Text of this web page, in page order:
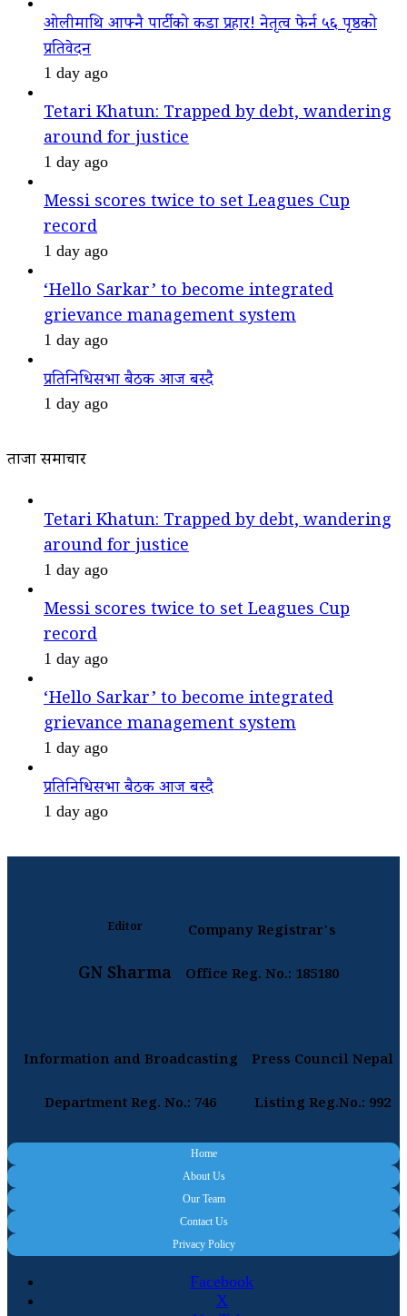
ओलीमाथि आफ्नै पार्टीको कडा प्रहार! नेतृत्व फेर्न ५६ पृष्ठको
प्रतिवेदन
1 day ago
Tetari Khatun: Trapped by debt, wandering
around for justice
1 day ago
Messi scores twice to set Leagues Cup
record
1 day ago
‘Hello Sarkar’ to become integrated
grievance management system
1 day ago
प्रतिनिधिसभा बैठक आज बस्दै
1 day ago
ताजा समाचार
Tetari Khatun: Trapped by debt, wandering
around for justice
1 day ago
Messi scores twice to set Leagues Cup
record
1 day ago
‘Hello Sarkar’ to become integrated
grievance management system
1 day ago
प्रतिनिधिसभा बैठक आज बस्दै
1 day ago
Editor
GN Sharma
Company Registrar's
Office Reg. No.: 185180
Information and Broadcasting
Department Reg. No.: 746
Press Council Nepal
Listing Reg.No.: 992
Home
About Us
Our Team
Contact Us
Privacy Policy
Facebook
X